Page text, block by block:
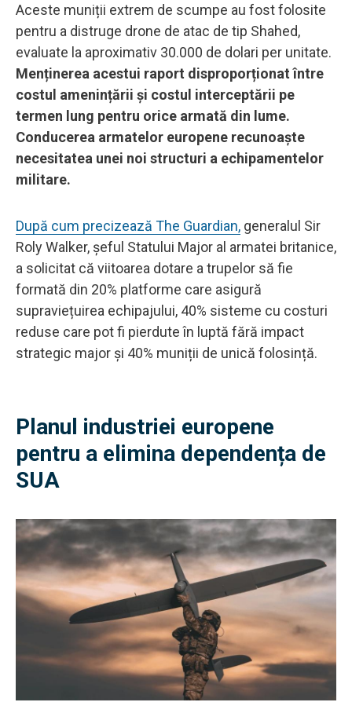
Aceste muniții extrem de scumpe au fost folosite
pentru a distruge drone de atac de tip Shahed,
evaluate la aproximativ 30.000 de dolari per unitate.
Menținerea acestui raport disproporționat între
costul amenințării și costul interceptării pe
termen lung pentru orice armată din lume.
Conducerea armatelor europene recunoaște
necesitatea unei noi structuri a echipamentelor
militare.
După cum precizează The Guardian, generalul Sir
Roly Walker, șeful Statului Major al armatei britanice,
a solicitat că viitoarea dotare a trupelor să fie
formată din 20% platforme care asigură
supraviețuirea echipajului, 40% sisteme cu costuri
reduse care pot fi pierdute în luptă fără impact
strategic major și 40% muniții de unică folosință.
Planul industriei europene
pentru a elimina dependența de
SUA